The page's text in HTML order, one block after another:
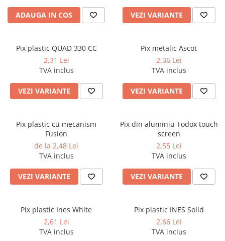
Carioci
Ascutitori
Creioane cerate
Creioane colorate
Creioane mecanice si rezerve
Cerneala si rezerva pentru stilou
Radiere
Creta scolara
Echere, rigle, raportoare, compase,
sabloane, truse geometrie
Rigle
Compas scolar
ADAUGA IN COS VEZI VARIANTE
Pix plastic QUAD 330 CC
2,31 Lei
TVA inclus
VEZI VARIANTE
Pix metalic Ascot
2,36 Lei
TVA inclus
VEZI VARIANTE
Pix plastic cu mecanism
Fusion
de la 2,48 Lei
TVA inclus
VEZI VARIANTE
Pix din aluminiu Todox touch
screen
2,55 Lei
TVA inclus
VEZI VARIANTE
Pix plastic Ines White
2,61 Lei
TVA inclus
Pix plastic INES Solid
2,66 Lei
TVA inclus